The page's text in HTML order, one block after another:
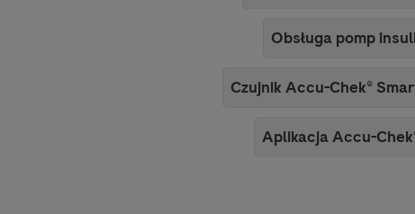
Obsługa pomp
Czujnik Accu-Chek®
AplikacjaAccu-Chek